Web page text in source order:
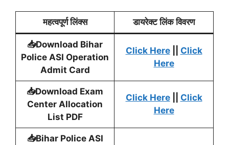
महत्वपूर्ण लिंक्स डायरेक्ट लिंक विवरण
📥Download Bihar
Police ASI Operation
Admit Card
Click Here|| Click
Here
📥Download Exam
Center Allocation
List PDF
Click Here|| Click
Here
📥Bihar Police ASI